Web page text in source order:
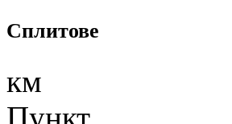
Сплитове
км